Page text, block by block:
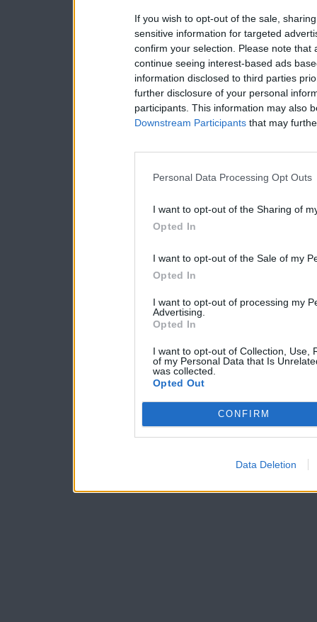
If you wish to opt-out of the sale,
sensitive information for targeted
confirm your selection. Please note
continue seeing interest-based ads
information disclosed to third parties
further disclosure of your personal
participants. This information may also
Downstream Participants that may
Personal Data Processing Opt Outs
I want to opt-out of the Sharing of
Opted In
I want to opt-out of the Sale of my
Opted In
I want to opt-out of processing my
Advertising.
Opted In
I want to opt-out of Collection, Use,
of my Personal Data that Is
was collected.
Opted Out
CONFIRM
Data Deletion